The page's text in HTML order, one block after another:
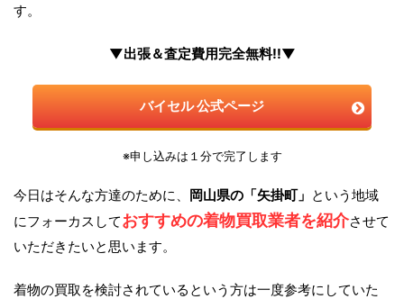
す。
▼出張＆査定費用完全無料!!▼
バイセル 公式ページ
※申し込みは１分で完了します
今日はそんな方達のために、 岡山県の「矢掛町」 という地域
にフォーカスしておすすめの着物買取業者を紹介させて
いただきたいと思います。
着物の買取を検討されているという方は一度参考にしていた